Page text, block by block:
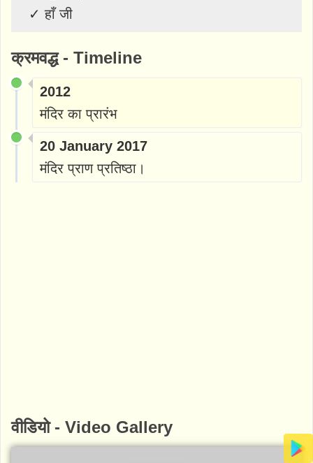
✓हाँ जी
क्रमवद्ध - Timeline
2012
मंदिर का प्रारंभ
20 January 2017
मंदिर प्राण प्रतिष्ठा।
वीडियो - Video Gallery